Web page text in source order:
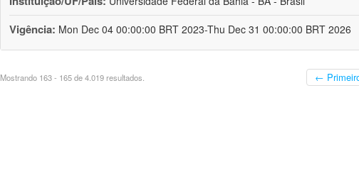
Vigência: Mon Dec 04 00:00:00 BRT 2023-Thu Dec 31 00:00:00 BRT 2026
Mostrando 163 - 165 de 4.019 resultados. ←